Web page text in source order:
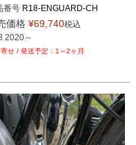
番号 R18-ENGUARD-CH
価格 ¥69,740税込
2020～
1～2ヶ月